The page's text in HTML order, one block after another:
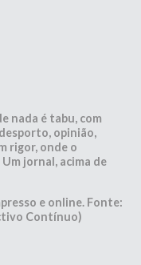
nada é tabu, com
opinião,
rigor, onde o
jornal, acima de
e online. Fonte:
Contínuo)